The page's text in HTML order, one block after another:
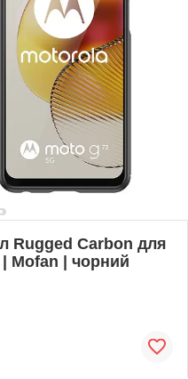
Rugged Carbon для
Mofan | чорний